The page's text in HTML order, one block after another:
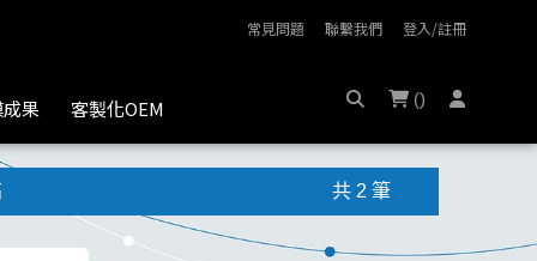
常見問題 聯繫我們 登入/註冊
()
果 客製化OEM
共 2 筆